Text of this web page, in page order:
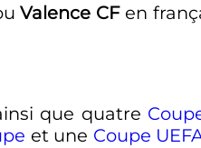
Valence CFen
que quatre
et une Coupe